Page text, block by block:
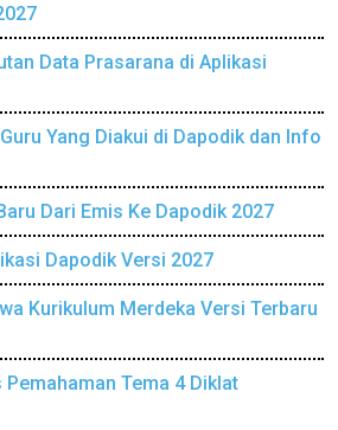
Data Prasarana di Aplikasi
Yang Diakui di Dapodik dan Info
Dari Emis Ke Dapodik 2027
Dapodik Versi 2027
Kurikulum Merdeka Versi Terbaru
Pemahaman Tema 4 Diklat